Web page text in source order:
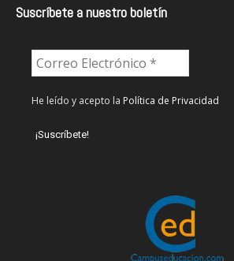
Suscríbete a nuestro boletín
He leído y acepto la Política de Privacidad